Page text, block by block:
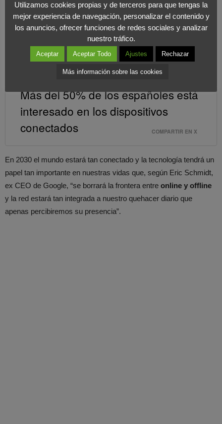
algo o muy interesado en diferentes categorías de
dispositivos conectados, como coches o casas. Además un
56% ya utiliza el smartphone o la tablet como medio de control
remoto. Por el contrario, tan solo un 13% de la población asegura
no conocer y no usar ningún tipo de dispositivo conectado.
Más del 50% de los españoles está
interesado en los dispositivos
conectados
COMPARTIR EN X
En 2030 el mundo estará tan conectado y la tecnología tendrá un
papel tan importante en nuestras vidas que, según Eric Schmidt,
ex CEO de Google, “se borrará la frontera entre online y offline
y la red estará tan integrada a nuestro quehacer diario que
apenas percibiremos su presencia”.
Utilizamos cookies propias y de terceros para que tengas la
mejor experiencia de navegación, personalizar el contenido y
los anuncios, ofrecer funciones de redes sociales y analizar
nuestro tráfico.
Aceptar Aceptar Todo Ajustes Rechazar
Más información sobre las cookies